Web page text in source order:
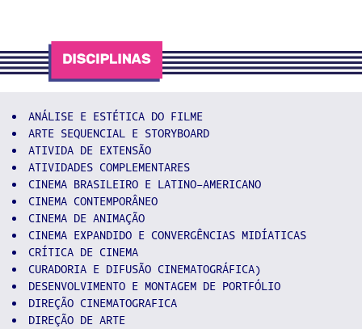
ANÁLISE E ESTÉTICA DO FILME
ARTE SEQUENCIAL E STORYBOARD
ATIVIDA DE EXTENSÃO
ATIVIDADES COMPLEMENTARES
CINEMA BRASILEIRO E LATINO-AMERICANO
CINEMA CONTEMPORÂNEO
CINEMA DE ANIMAÇÃO
CINEMA EXPANDIDO E CONVERGÊNCIAS MIDÍATICAS
CRÍTICA DE CINEMA
CURADORIA E DIFUSÃO CINEMATOGRÁFICA)
DESENVOLVIMENTO E MONTAGEM DE PORTFÓLIO
DIREÇÃO CINEMATOGRAFICA
DIREÇÃO DE ARTE